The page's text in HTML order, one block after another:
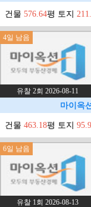
건물 576.64평 토지
4일 남음
유찰 2회 2026-08-11
마이옥
건물 463.18평 토지
6일 남음
유찰 1회 2026-08-13